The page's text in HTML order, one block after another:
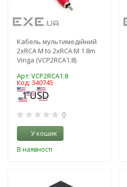
Кабель мультимедійний
2xRCA M to 2xRCA M 1.8m
Vinga (VCP2RCA1.8)
Арт: VCP2RCA1.8
Код: 340745
0
У кошик
В наявності